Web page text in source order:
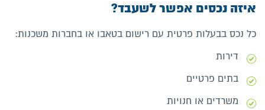
איזה נכסים אפשר לשעבד?
כל נכס בבעלות פרטית עם רישום בטאבו או בחברות משכנות:
דירות
בתים פרטיים
משרדים או חנויות